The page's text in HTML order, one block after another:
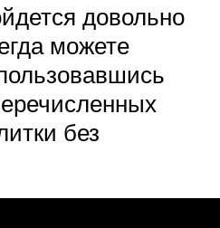
довольно
можете
без